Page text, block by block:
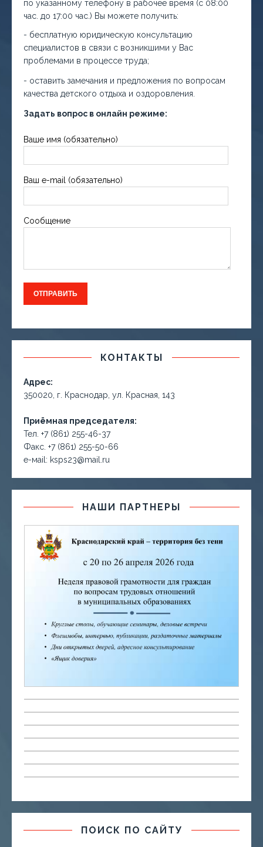
по указанному телефону в рабочее время (с 08:00
час. до 17:00 час.) Вы можете получить:
- бесплатную юридическую консультацию
специалистов в связи с возникшими у Вас
проблемами в процессе труда;
- оставить замечания и предложения по вопросам
качества детского отдыха и оздоровления.
Задать вопрос в онлайн режиме:
Ваше имя (обязательно)
Ваш e-mail (обязательно)
Сообщение
КОНТАКТЫ
Адрес:
350020, г. Краснодар, ул. Красная, 143
Приёмная председателя:
Тел. +7 (861) 255-46-37
Факс. +7 (861) 255-50-66
е-маil: ksps23@mail.ru
НАШИ ПАРТНЕРЫ
ПОИСК ПО САЙТУ